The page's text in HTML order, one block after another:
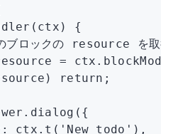
(ctx) {
ロックの resource を取得
= ctx . blockModel
return ;
.dialog ({
: ctx .t ( 'New todo' ) ,